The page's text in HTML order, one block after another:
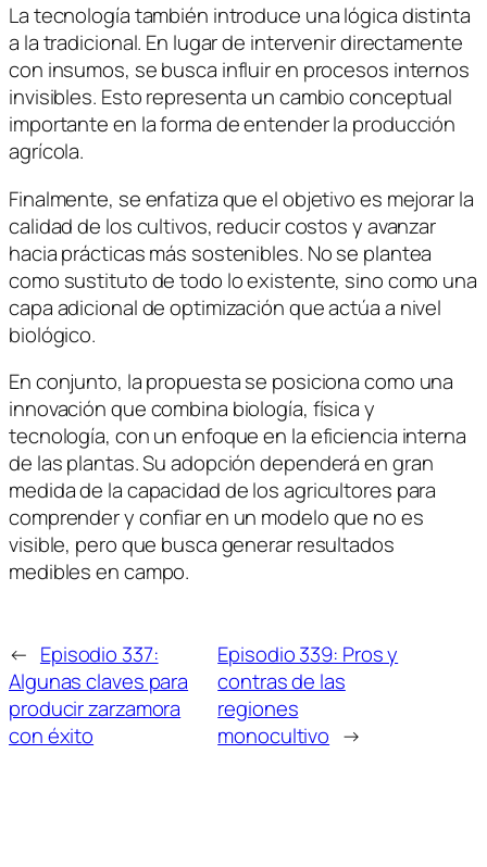
La tecnología también introduce una lógica distinta
a la tradicional. En lugar de intervenir directamente
con insumos, se busca influir en procesos internos
invisibles. Esto representa un cambio conceptual
importante en la forma de entender la producción
agrícola.
Finalmente, se enfatiza que el objetivo es mejorar la
calidad de los cultivos, reducir costos y avanzar
hacia prácticas más sostenibles. No se plantea
como sustituto de todo lo existente, sino como una
capa adicional de optimización que actúa a nivel
biológico.
En conjunto, la propuesta se posiciona como una
innovación que combina biología, física y
tecnología, con un enfoque en la eficiencia interna
de las plantas. Su adopción dependerá en gran
medida de la capacidad de los agricultores para
comprender y confiar en un modelo que no es
visible, pero que busca generar resultados
medibles en campo.
← Episodio 337:
Algunas claves para
producir zarzamora
con éxito
Episodio 339: Pros y
contras de las
regiones
monocultivo →